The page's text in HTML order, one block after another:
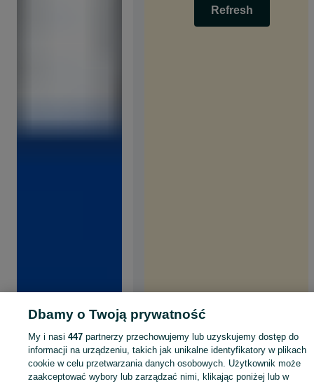
Refresh
Dbamy o Twoją prywatność
My i nasi447 partnerzy przechowujemy lub uzyskujemy dostęp do
informacji na urządzeniu, takich jak unikalne identyfikatory w plikach
cookie w celu przetwarzania danych osobowych. Użytkownik może
zaakceptować wybory lub zarządzać nimi, klikając poniżej lub w